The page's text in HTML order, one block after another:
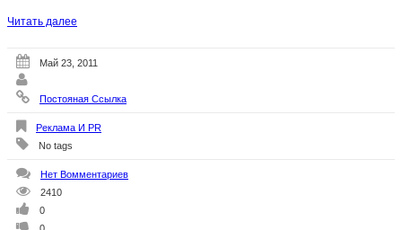
Читать далее
Май 23, 2011
Постояная Ссылка
Реклама И PR
No tags
Нет Вомментариев
2410
0